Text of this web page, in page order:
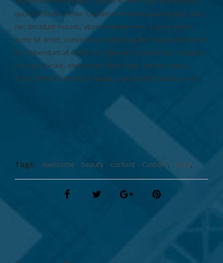
auctor lobortis et dui. Curabitur at malesuada magna. Nunc
nec tincidunt mauris, vitae tincidunt enim. Lorem ipsum
dolor sit amet, consectetur adipiscing elit. Suspendisse ante
leo, bibendum at metus in, dignissim sodales nisi. Curabitur
id augue iaculis, elementum diam eget, ultrices massa.
Fusce eleifend tincidunt neque, a porta nibh faucibus non.
Tags: Awesome, beauty, content, Custom, Data,